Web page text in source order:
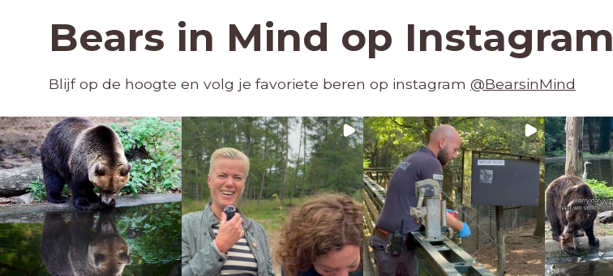
Bears in Mind op Instagram
Blijf op de hoogte en volg je favoriete beren op instagram @BearsinMind